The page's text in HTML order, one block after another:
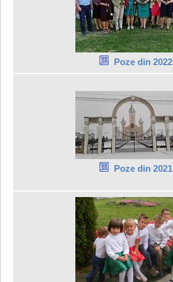
Poze din 2022
Poze din 2021